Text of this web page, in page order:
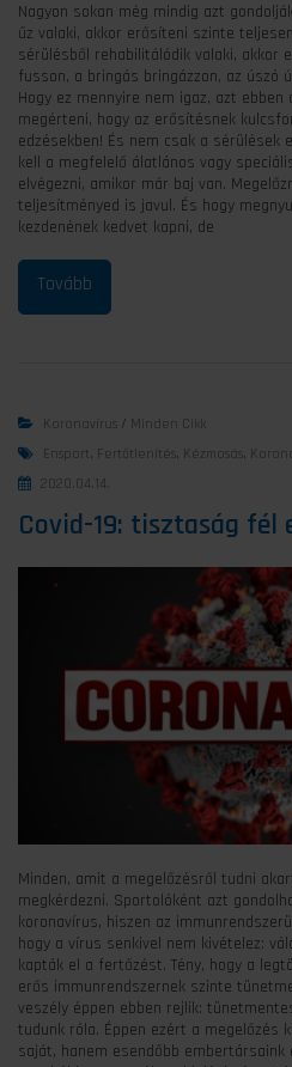
Nagyon sokan még mindig azt
űz valaki, akkor erősíteni szinte
sérülésből rehabilitálódik valaki, akkor
fusson, a bringás bringázzon, az úszó
Hogy ez mennyire nem igaz, azt
megérteni, hogy az erősítésnek
edzésekben! És nem csak a sérülések
kell a megfelelő álatlános vagy
elvégezni, amikor már baj van.
teljesítményed is javul. És hogy
kezdenének kedvet kapni, de
Koronavírus / Minden Cikk
Ensport , Fertőtlenítés, Kézmosás,
2020.04.14.
Covid-19: tisztaság fél
Minden, amit a megelőzésről tudni
megkérdezni. Sportolóként azt
koronavírus, hiszen az
hogy a vírus senkivel nem kivételez:
kapták el a fertőzést. Tény, hogy a
erős immunrendszernek szinte
veszély éppen ebben rejlik:
tudunk róla. Éppen ezért a megelőzés
saját, hanem esendőbb embertársaink